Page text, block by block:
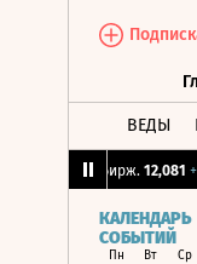
ВЕДЫ
CNY Бирж. 12,081
КАЛЕНДАРЬ
СОБЫТИЙ
Пн Вт Ср